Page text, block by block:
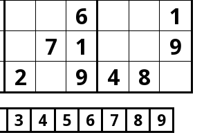
6
1
7 1
9
2
9 4 8
3 4 5 6 7 8 9